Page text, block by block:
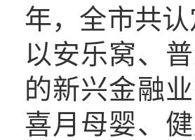
年，全市共
以安乐窝、
的新兴金融
喜月母婴、